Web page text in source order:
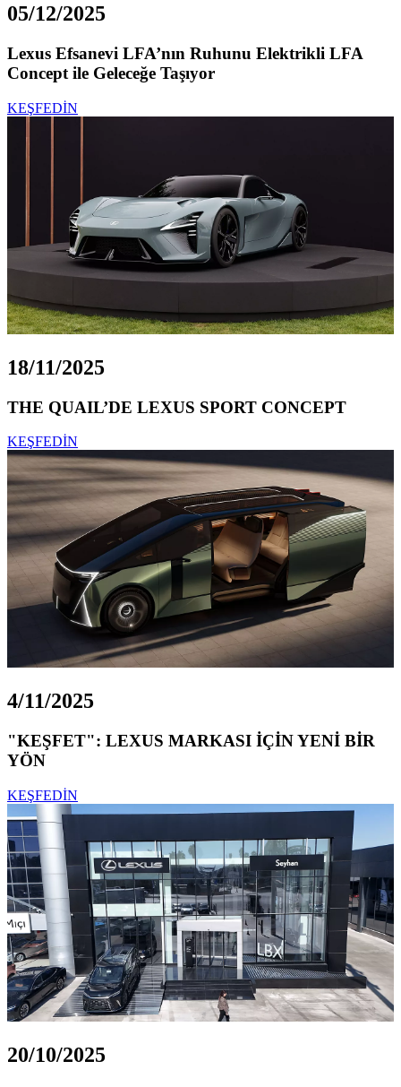
05/12/2025
Lexus Efsanevi LFA’nın Ruhunu Elektrikli LFA
Concept ile Geleceğe Taşıyor
KEŞFEDİN
18/11/2025
THE QUAIL’DE LEXUS SPORT CONCEPT
KEŞFEDİN
4/11/2025
"KEŞFET": LEXUS MARKASI İÇİN YENİ BİR
YÖN
KEŞFEDİN
20/10/2025